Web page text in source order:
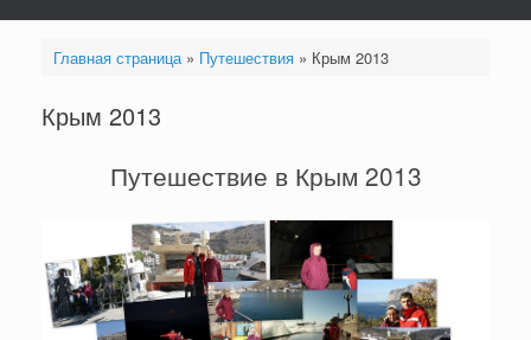
Главная страница» Путешествия» Крым 2013
Крым 2013
Путешествие в Крым 2013